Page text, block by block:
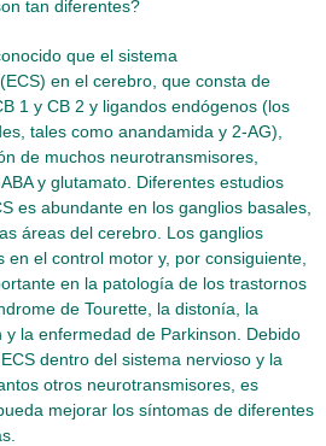
tan diferentes?
que el sistema
en el cerebro, que consta de
1 y CB 2 y ligandos endógenos (los
tales como anandamida y 2-AG),
de muchos neurotransmisores,
y glutamato. Diferentes estudios
es abundante en los ganglios basales,
áreas del cerebro. Los ganglios
en el control motor y, por consiguiente,
en la patología de los trastornos
de Tourette, la distonía, la
la enfermedad de Parkinson. Debido
dentro del sistema nervioso y la
otros neurotransmisores, es
mejorar los síntomas de diferentes